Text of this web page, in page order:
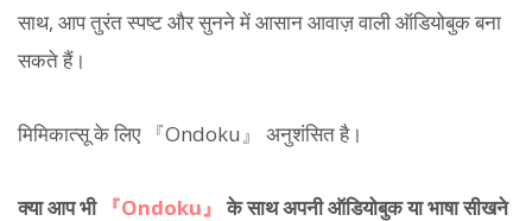
साथ, आप तुरंत स्पष्ट और सुनने में आसान आवाज़ वाली ऑडियोबुक बना
सकते हैं।
मिमिकात्सू के लिए 『Ondoku』 अनुशंसित है।
क्या आप भी 『Ondoku』 के साथ अपनी ऑडियोबुक या भाषा सीखने